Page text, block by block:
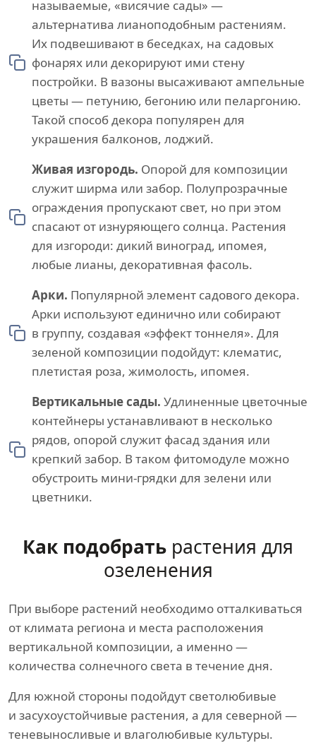
называемые, «висячие сады» —
альтернатива лианоподобным растениям.
Их подвешивают в беседках, на садовых
фонарях или декорируют ими стену
постройки. В вазоны высаживают ампельные
цветы — петунию, бегонию или пеларгонию.
Такой способ декора популярен для
украшения балконов, лоджий.
Живая изгородь. Опорой для композиции
служит ширма или забор. Полупрозрачные
ограждения пропускают свет, но при этом
спасают от изнуряющего солнца. Растения
для изгороди: дикий виноград, ипомея,
любые лианы, декоративная фасоль.
Арки. Популярной элемент садового декора.
Арки используют единично или собирают
в группу, создавая «эффект тоннеля». Для
зеленой композиции подойдут: клематис,
плетистая роза, жимолость, ипомея.
Вертикальные сады. Удлиненные цветочные
контейнеры устанавливают в несколько
рядов, опорой служит фасад здания или
крепкий забор. В таком фитомодуле можно
обустроить мини-грядки для зелени или
цветники.
Как подобрать растения для
озеленения
При выборе растений необходимо отталкиваться
от климата региона и места расположения
вертикальной композиции, а именно —
количества солнечного света в течение дня.
Для южной стороны подойдут светолюбивые
и засухоустойчивые растения, а для северной —
теневыносливые и влаголюбивые культуры.